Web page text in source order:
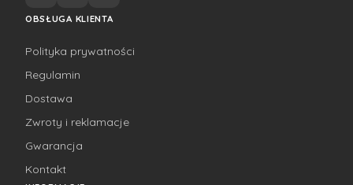
OBSŁUGA KLIENTA
Polityka prywatności
Regulamin
Dostawa
Zwroty i reklamacje
Gwarancja
Kontakt